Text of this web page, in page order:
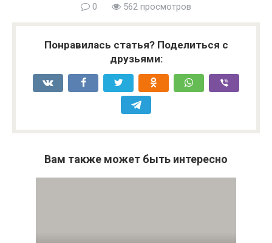
0 562 просмотров
Понравилась статья? Поделиться с
друзьями:
Вам также может быть интересно